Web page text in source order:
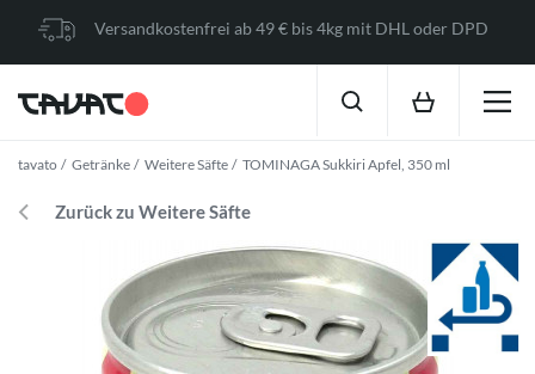
Versandkostenfrei ab 49 € bis 4kg mit DHL oder DPD
tavato Getränke Weitere Säfte TOMINAGA Sukkiri Apfel, 350 ml
Zurück zu Weitere Säfte